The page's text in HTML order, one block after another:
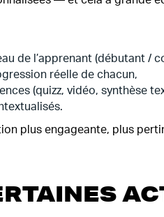
de l’apprenant (débutant /
réelle de chacun,
(quizz, vidéo, synthèse
plus engageante, plus